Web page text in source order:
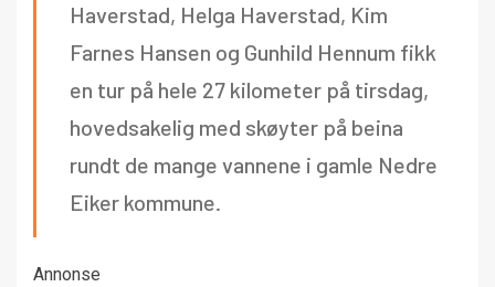
Haverstad, Helga Haverstad, Kim
Farnes Hansen og Gunhild Hennum fikk
en tur på hele 27 kilometer på tirsdag,
hovedsakelig med skøyter på beina
rundt de mange vannene i gamle Nedre
Eiker kommune.
Annonse